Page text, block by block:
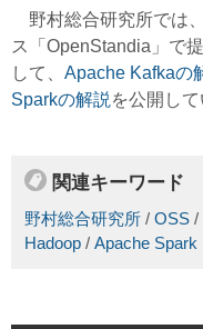
野村総合研究所では
ス「OpenStandia」で
して、 Apache Kafkaの
Sparkの解説 を公開して
関連キーワード
野村総合研究所 / OSS /
Hadoop / Apache Spark